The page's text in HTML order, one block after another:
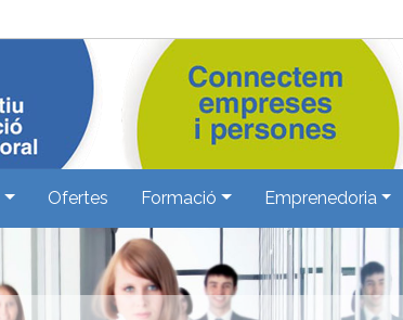
Ofertes Formació Emprenedoria